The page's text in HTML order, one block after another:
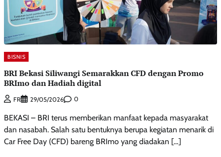
BISNIS
BRI Bekasi Siliwangi Semarakkan CFD dengan Promo
BRImo dan Hadiah digital
FR 29/05/2026 0
BEKASI – BRI terus memberikan manfaat kepada masyarakat
dan nasabah. Salah satu bentuknya berupa kegiatan menarik di
Car Free Day (CFD) bareng BRImo yang diadakan […]